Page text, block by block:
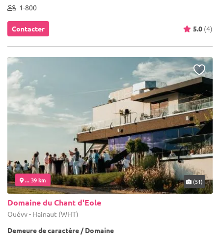
1-800
Contacter 5.0 (4)
... 39 km (51)
Domaine du Chant d'Eole
Quévy - Hainaut (WHT)
Demeure de caractère / Domaine